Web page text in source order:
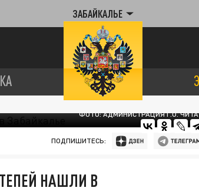
ЗАБАЙКАЛЬЕ
ФОТО: АДМИНИСТРАЦИЯ Г.О. ЧИТА
ПОДПИШИТЕСЬ:
НАШЛИ В